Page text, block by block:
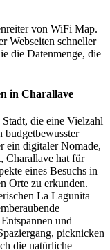
von WiFi Map.
Webseiten schneller
die Datenmenge, die
in Charallave
die eine Vielzahl
budgetbewusster
ein digitaler Nomade,
Charallave hat für
eines Besuchs in
Orte zu erkunden.
La Lagunita
und
picknicken
die natürliche